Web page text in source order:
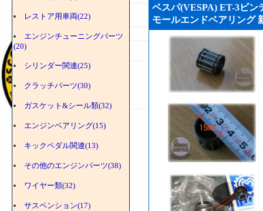
レストア用車両(22)
エンジンチューニングパーツ
(20)
シリンダー関連(25)
クラッチパーツ(30)
ガスケット&シール類(32)
エンジンベアリング(15)
キックペダル関連(13)
その他のエンジンパーツ(38)
ワイヤー類(32)
サスペンション(17)
ベスパ(VESPA) ET-3ビ
モールエンドベアリング